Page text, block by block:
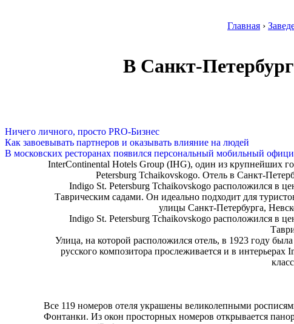
Главная ›
В Санкт-
Ничего личного, просто PRO-Бизнес
Как завоевывать партнеров и оказывать влияние на людей
В московских ресторанах появился персональный мобильный
InterContinental Hotels Group (IHG), один из крупнейших
Petersburg Tchaikovskogo. Отель в Санкт-
Indigo St. Petersburg Tchaikovskogo расположился
Таврическим садами. Он идеально подходит для
улицы Санкт-Петербурга,
Indigo St. Petersburg Tchaikovskogo расположился
Улица, на которой расположился отель, в 1923 году
русского композитора прослеживается и в
Все 119 номеров отеля украшены великолепными
Фонтанки. Из окон просторных номеров открывается